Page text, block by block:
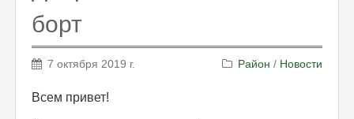
борт
7 октября 2019 г. Район / Новости
Всем привет!